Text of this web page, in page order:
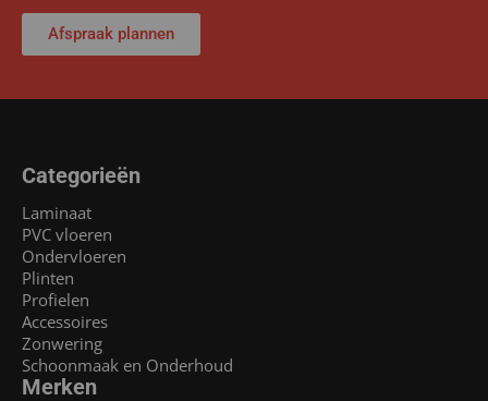
Afspraak plannen
Categorieën
Laminaat
PVC vloeren
Ondervloeren
Plinten
Profielen
Accessoires
Zonwering
Schoonmaak en Onderhoud
Merken